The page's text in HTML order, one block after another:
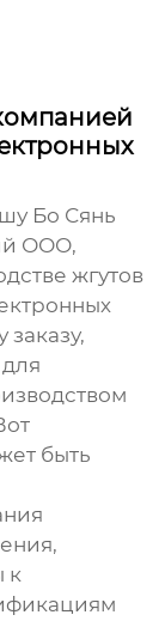
Бо Сянь
ООО,
жгутов
быть
к